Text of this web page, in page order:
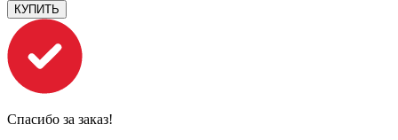
КУПИТЬ
Спасибо за заказ!